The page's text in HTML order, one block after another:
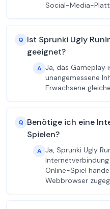
Social-Media-
Q Ist Sprunki Ugly
geeignet?
A Ja, das Gameplay
unangemessene
Erwachsene
Q Benötige ich eine
Spielen?
A Ja, Sprunki Ugly
Online-Spiel
Webbrowser